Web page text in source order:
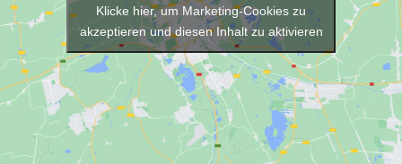
Klicke hier, um Marketing-Cookies zu
akzeptieren und diesen Inhalt zu aktivieren